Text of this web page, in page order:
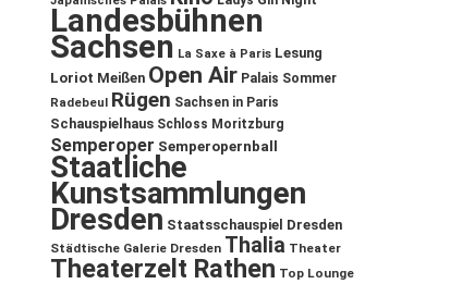
Landesbühnen
Sachsen La Saxe à Paris Lesung
Loriot Meißen Open Air Palais Sommer
Radebeul Rügen Sachsen in Paris
Schauspielhaus Schloss Moritzburg
Semperoper Semperopernball
Staatliche
Kunstsammlungen
Dresden Staatsschauspiel Dresden
Städtische Galerie Dresden Thalia Theater
Theaterzelt Rathen Top Lounge